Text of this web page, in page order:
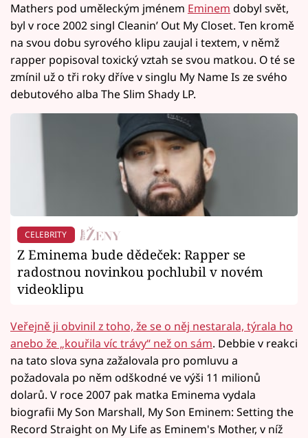
Mathers pod uměleckým jménem Eminem dobyl svět,
byl v roce 2002 singl Cleanin’ Out My Closet. Ten kromě
na svou dobu syrového klipu zaujal i textem, v němž
rapper popisoval toxický vztah se svou matkou. O té se
zmínil už o tři roky dříve v singlu My Name Is ze svého
debutového alba The Slim Shady LP.
CELEBRITY
Z Eminema bude dědeček: Rapper se
radostnou novinkou pochlubil v novém
videoklipu
Veřejně ji obvinil z toho, že se o něj nestarala, týrala ho
anebo že „kouřila víc trávy“ než on sám. Debbie v reakci
na tato slova syna zažalovala pro pomluvu a
požadovala po něm odškodné ve výši 11 milionů
dolarů. V roce 2007 pak matka Eminema vydala
biografii My Son Marshall, My Son Eminem: Setting the
Record Straight on My Life as Eminem's Mother, v níž